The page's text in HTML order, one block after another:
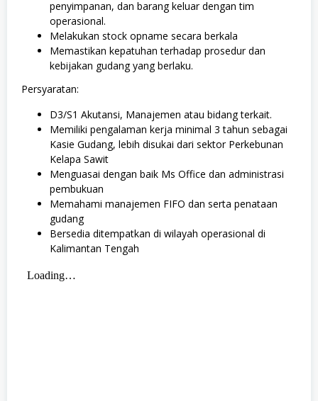
penyimpanan, dan barang keluar dengan tim
operasional.
Melakukan stock opname secara berkala
Memastikan kepatuhan terhadap prosedur dan
kebijakan gudang yang berlaku.
Persyaratan:
D3/S1 Akutansi, Manajemen atau bidang terkait.
Memiliki pengalaman kerja minimal 3 tahun sebagai
Kasie Gudang, lebih disukai dari sektor Perkebunan
Kelapa Sawit
Menguasai dengan baik Ms Office dan administrasi
pembukuan
Memahami manajemen FIFO dan serta penataan
gudang
Bersedia ditempatkan di wilayah operasional di
Kalimantan Tengah